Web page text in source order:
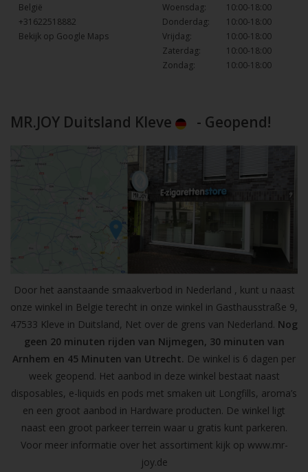
België
+31622518882
Bekijk op Google Maps
Woensdag:
10:00-18:00
Donderdag:
10:00-18:00
Vrijdag:
10:00-18:00
Zaterdag:
10:00-18:00
Zondag:
10:00-18:00
MR.JOY Duitsland Kleve - Geopend!
Door het aanstaande smaakverbod in Nederland , kunt u naast
onze winkel in Belgie terecht in onze winkel in Gasthausstraße 9,
47533 Kleve in Duitsland, Net over de grens van Nederland. Nog
geen 20 minuten rijden van Nijmegen, 30 minuten van
Arnhem en 45 Minuten van Utrecht. De winkel is 6 dagen per
week geopend. Het aanbod in deze winkel bestaat naast
disposables, e-liquids en pods met smaken uit Longfills, aroma’s
en een groot aanbod in Hardware producten. De winkel ligt
naast een groot parkeer terrein waar u gratis kunt parkeren.
Voor meer informatie over het assortiment kijk op www.mr-
joy.de